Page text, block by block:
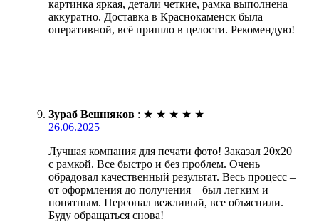
картинка яркая, детали четкие, рамка выполнена
аккуратно. Доставка в Краснокаменск была
оперативной, всё пришло в целости. Рекомендую!
Зураб Вешняков : ★ ★ ★ ★ ★
26.06.2025
Лучшая компания для печати фото! Заказал 20х20
с рамкой. Все быстро и без проблем. Очень
обрадовал качественный результат. Весь процесс –
от оформления до получения – был легким и
понятным. Персонал вежливый, все объяснили.
Буду обращаться снова!